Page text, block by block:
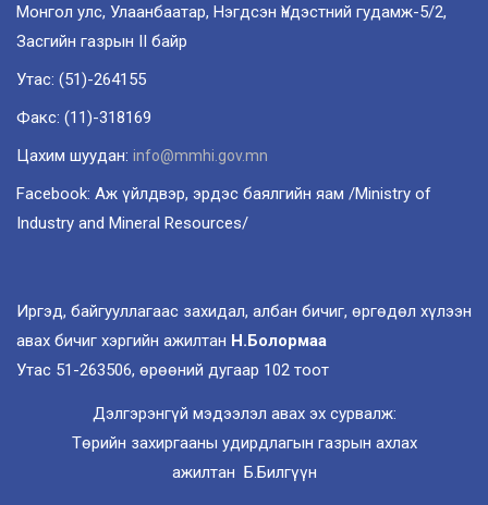
Монгол улс, Улаанбаатар, Нэгдсэн Үндэстний гудамж-5/2,
Засгийн газрын II байр
Утас: (51)-264155
Факс: (11)-318169
Цахим шуудан: info@mmhi.gov.mn
Facebook: Аж үйлдвэр, эрдэс баялгийн яам /Ministry of
Industry and Mineral Resources/
Иргэд, байгууллагаас захидал, албан бичиг, өргөдөл хүлээн
авах бичиг хэргийн ажилтан Н.Болормаа
Утас 51-263506, өрөөний дугаар 102 тоот
Дэлгэрэнгүй мэдээлэл авах эх сурвалж:
Төрийн захиргааны удирдлагын газрын ахлах
ажилтан Б.Билгүүн